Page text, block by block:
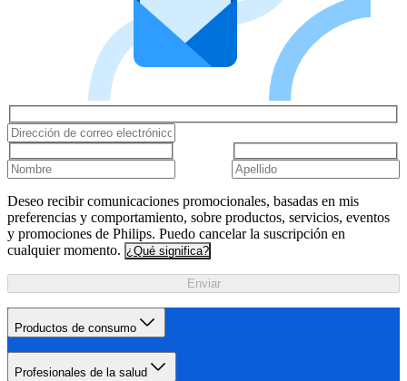
Deseo recibir comunicaciones promocionales, basadas en mis
preferencias y comportamiento, sobre productos, servicios, eventos
y promociones de Philips. Puedo cancelar la suscripción en
cualquier momento. ¿Qué significa?
Enviar
Productos de consumo
Profesionales de la salud